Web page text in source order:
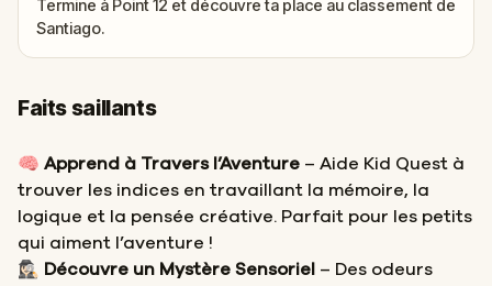
Termine à Point 12 et découvre ta place au classement de
Santiago.
Faits saillants
🧠 Apprend à Travers l’Aventure – Aide Kid Quest à
trouver les indices en travaillant la mémoire, la
logique et la pensée créative. Parfait pour les petits
qui aiment l’aventure !
🕵🏻‍♀️ Découvre un Mystère Sensoriel – Des odeurs